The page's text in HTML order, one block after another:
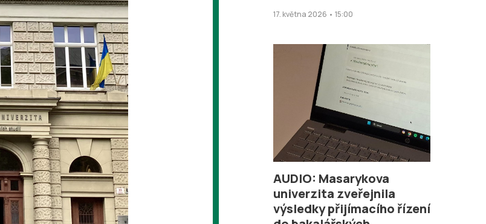
17. května 2026 • 15:00
AUDIO: Masarykova
univerzita zveřejnila
výsledky přijímacího řízení